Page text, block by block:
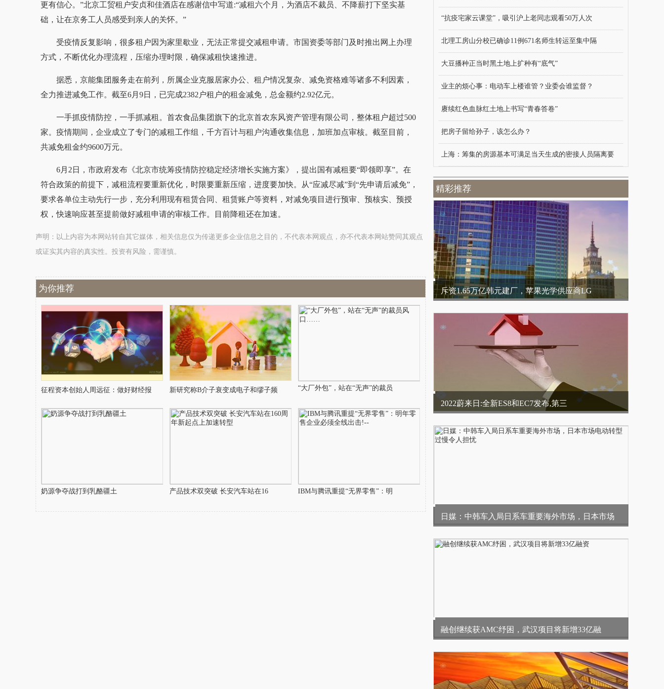
更有信心。”北京工贸租户安贞和佳酒店在感谢信中写道:“减租六个月，为酒店不裁员、不降薪打下坚实基
础，让在京务工人员感受到亲人的关怀。”
受疫情反复影响，很多租户因为家里歇业，无法正常提交减租申请。市国资委等部门及时推出网上办理
方式，不断优化办理流程，压缩办理时限，确保减租快速推进。
据悉，京能集团服务走在前列，所属企业克服居家办公、租户情况复杂、减免资格难等诸多不利因素，
全力推进减免工作。截至6月9日，已完成2382户租户的租金减免，总金额约2.92亿元。
一手抓疫情防控，一手抓减租。首农食品集团旗下的北京首农东风资产管理有限公司，整体租户超过500
家。疫情期间，企业成立了专门的减租工作组，千方百计与租户沟通收集信息，加班加点审核。截至目前，
共减免租金约9600万元。
6月2日，市政府发布《北京市统筹疫情防控稳定经济增长实施方案》，提出国有减租要“即领即享”。在
符合政策的前提下，减租流程要重新优化，时限要重新压缩，进度要加快。从“应减尽减”到“先申请后减免”，
要求各单位主动先行一步，充分利用现有租赁合同、租赁账户等资料，对减免项目进行预审、预核实、预授
权，快速响应甚至提前做好减租申请的审核工作。目前降租还在加速。
声明：以上内容为本网站转自其它媒体，相关信息仅为传递更多企业信息之目的，不代表本网观点，亦不代表本网站赞同其观点
或证实其内容的真实性。投资有风险，需谨慎。
为你推荐
征程资本创始人周远征：做好财经报 新研究称B介子衰变成电子和缪子频 “大厂外包”，站在“无声”的裁员
奶源争夺战打到乳酪疆土 产品技术双突破 长安汽车站在16 IBM与腾讯重提“无界零售”：明
“抗疫宅家云课堂”，吸引沪上老同志观看50万人次
北理工房山分校已确诊11例671名师生转运至集中隔
大豆播种正当时黑土地上扩种有“底气”
业主的烦心事：电动车上楼谁管？业委会谁监督？
赓续红色血脉红土地上书写“青春答卷”
把房子留给孙子，该怎么办？
上海：筹集的房源基本可满足当天生成的密接人员隔离要
精彩推荐
斥资1.65万亿韩元建厂，苹果光学供应商LG
2022蔚来日:全新ES8和EC7发布,第三
日媒：中韩车入局日系车重要海外市场，日本市场
融创继续获AMC纾困，武汉项目将新增33亿融